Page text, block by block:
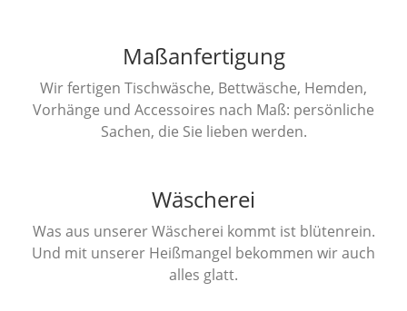
Maßanfertigung
Wir fertigen Tischwäsche, Bettwäsche, Hemden,
Vorhänge und Accessoires nach Maß: persönliche
Sachen, die Sie lieben werden.
Wäscherei
Was aus unserer Wäscherei kommt ist blütenrein.
Und mit unserer Heißmangel bekommen wir auch
alles glatt.